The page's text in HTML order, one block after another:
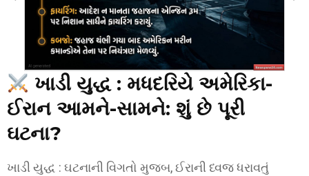
ખાડી યુદ્ધ : મધદરિયે અમેરિકા-
ઈરાન આમને-સામને: શું છે પૂરી
ઘટના?
ખાડી યુદ્ધ : ઘટનાની વિગતો મુજબ, ઈરાની ધ્વજ ધરાવતું